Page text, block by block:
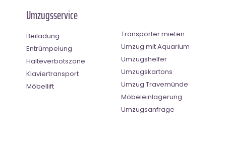
Umzugsservice
Beiladung
Entrümpelung
Halteverbotszone
Klaviertransport
Möbellift
Transporter mieten
Umzug mit Aquarium
Umzugshelfer
Umzugskartons
Umzug Travemünde
Möbeleinlagerung
Umzugsanfrage